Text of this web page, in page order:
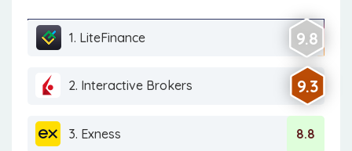
1. LiteFinance 9.8
2. Interactive Brokers 9.3
3. Exness 8.8